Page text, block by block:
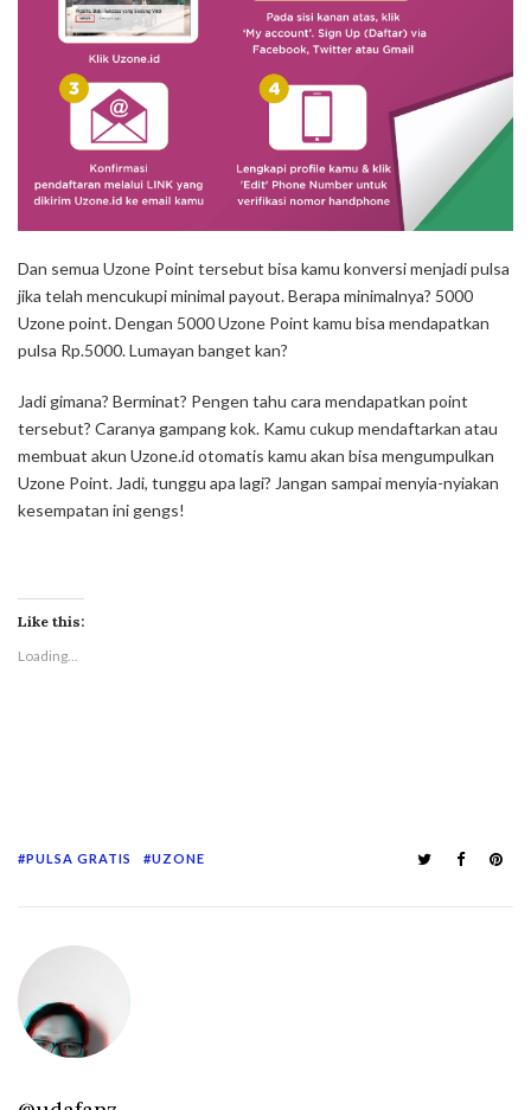
Dan semua Uzone Point tersebut bisa kamu konversi menjadi pulsa
jika telah mencukupi minimal payout. Berapa minimalnya? 5000
Uzone point. Dengan 5000 Uzone Point kamu bisa mendapatkan
pulsa Rp.5000. Lumayan banget kan?
Jadi gimana? Berminat? Pengen tahu cara mendapatkan point
tersebut? Caranya gampang kok. Kamu cukup mendaftarkan atau
membuat akun Uzone.id otomatis kamu akan bisa mengumpulkan
Uzone Point. Jadi, tunggu apa lagi? Jangan sampai menyia-nyiakan
kesempatan ini gengs!
Like this:
Loading...
PULSA GRATIS UZONE